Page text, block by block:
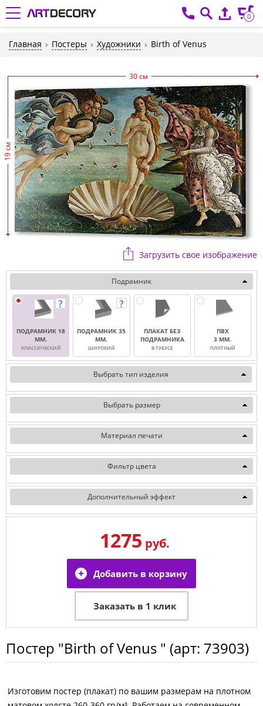
0
Главная Постеры Художники Birth of Venus
30 см
19 см
Загрузить свое изображение
Подрамник
ПОДРАМНИК 18
ММ.
КЛАССИЧЕСКИЙ
ПОДРАМНИК 35
ММ.
ШИРОКИЙ
ПЛАКАТ БЕЗ
ПОДРАМНИКА
В ТУБУСЕ
ПВХ
3 ММ.
ПЛОТНЫЙ
Выбрать тип изделия
Выбрать размер
Материал печати
Фильтр цвета
Дополнительный эффект
1275 руб.
Постер "Birth of Venus " (арт: 73903)
Изготовим постер (плакат) по вашим размерам на плотном